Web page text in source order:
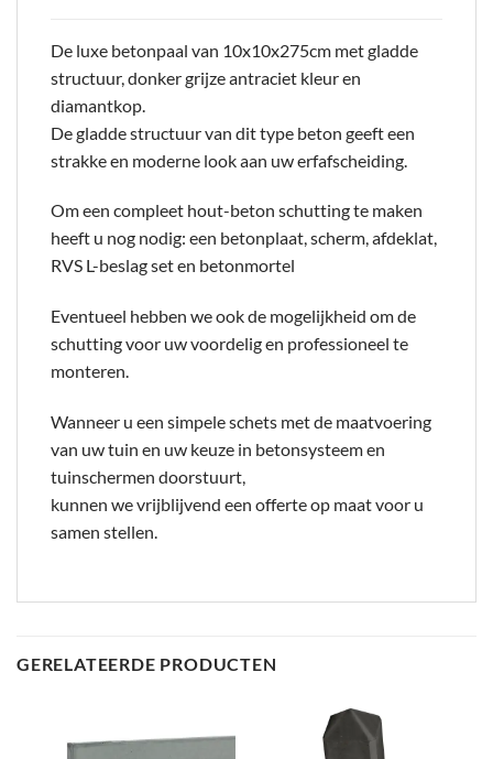
De luxe betonpaal van 10x10x275cm met gladde
structuur, donker grijze antraciet kleur en
diamantkop.
De gladde structuur van dit type beton geeft een
strakke en moderne look aan uw erfafscheiding.
Om een compleet hout-beton schutting te maken
heeft u nog nodig: een betonplaat, scherm, afdeklat,
RVS L-beslag set en betonmortel
Eventueel hebben we ook de mogelijkheid om de
schutting voor uw voordelig en professioneel te
monteren.
Wanneer u een simpele schets met de maatvoering
van uw tuin en uw keuze in betonsysteem en
tuinschermen doorstuurt,
kunnen we vrijblijvend een offerte op maat voor u
samen stellen.
GERELATEERDE PRODUCTEN